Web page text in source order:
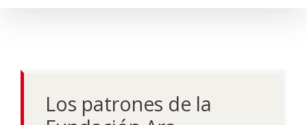
Los patrones de la